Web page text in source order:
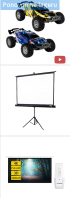
metar
ostalo
pribor
pribor
materijal
i kutije
zraka
gorivo
Ponovno na lageru